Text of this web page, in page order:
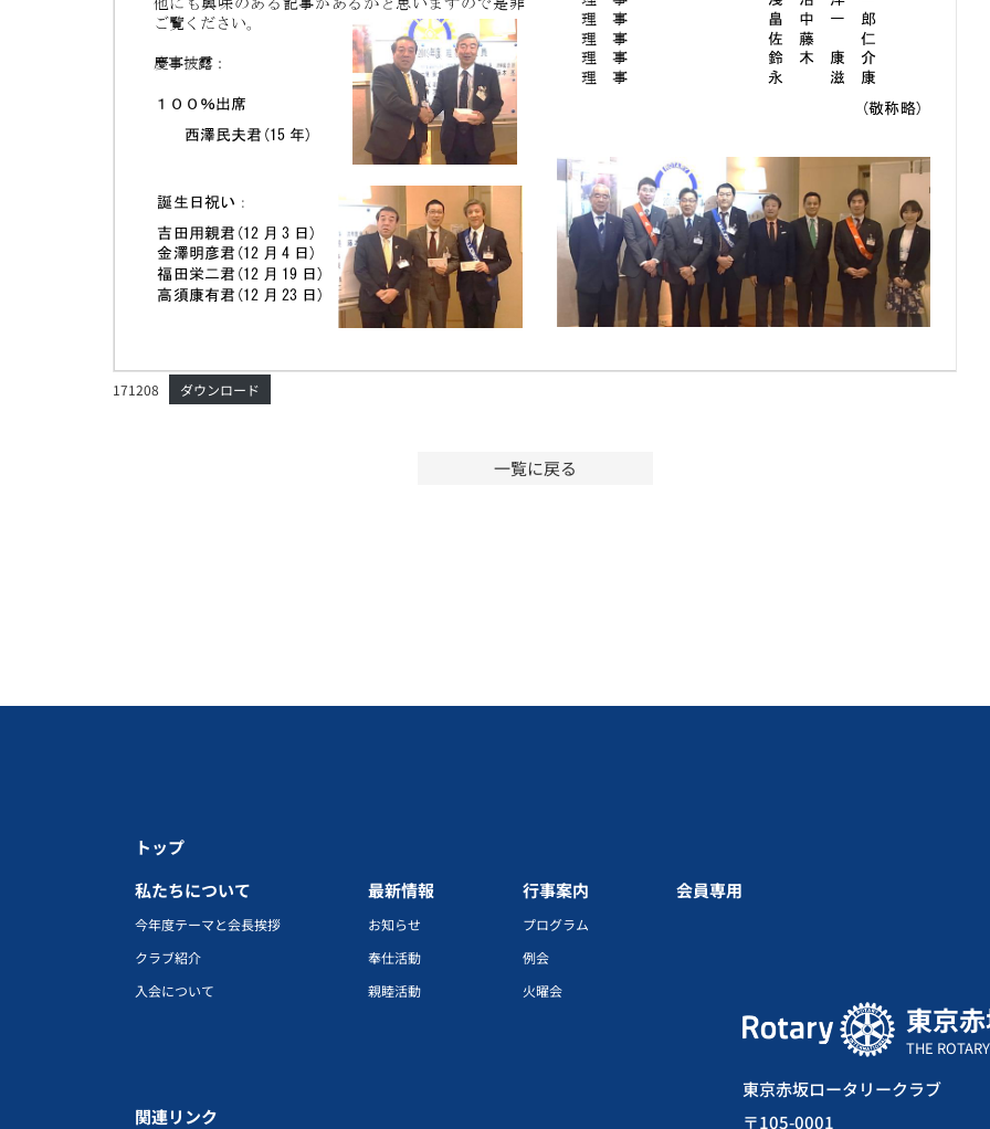
171208 ダウンロード
一覧に戻る
トップ
私たちについて
今年度テーマと会長挨拶
クラブ紹介
入会について
最新情報
お知らせ
奉仕活動
親睦活動
行事案内
プログラム
例会
火曜会
会員専用
関連リンク
東京
THE
東京赤坂ロータリークラブ
〒105-0001